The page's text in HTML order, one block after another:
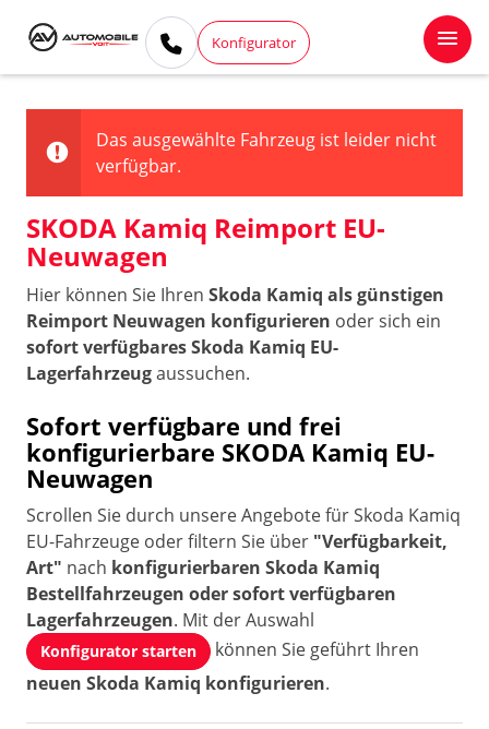
Konfigurator
Das ausgewählte Fahrzeug ist leider nicht
verfügbar.
SKODA Kamiq Reimport EU-
Neuwagen
Hier können Sie Ihren Skoda Kamiq als günstigen
Reimport Neuwagen konfigurieren oder sich ein
sofort verfügbares Skoda Kamiq EU-
Lagerfahrzeugaussuchen.
Sofort verfügbare und frei
konfigurierbare SKODA Kamiq EU-
Neuwagen
Scrollen Sie durch unsere Angebote für Skoda Kamiq
EU-Fahrzeuge oder filtern Sie über "Verfügbarkeit,
Art" nach konfigurierbaren Skoda Kamiq
Bestellfahrzeugen oder sofort verfügbaren
Lagerfahrzeugen. Mit der Auswahl
Konfigurator starten
können Sie geführt Ihren
neuen Skoda Kamiq konfigurieren.